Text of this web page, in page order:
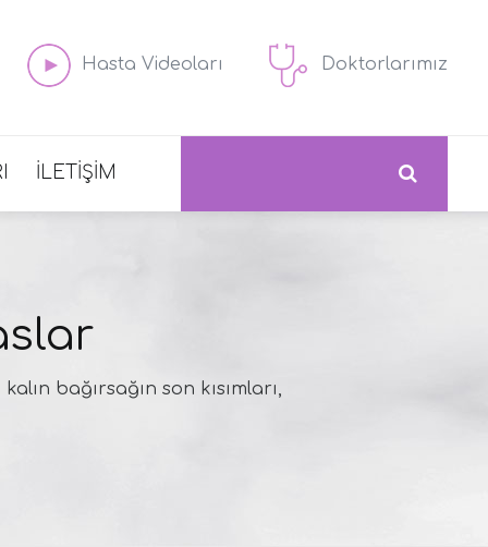
Hasta Videoları Doktorlarımız
İLETİŞİM
bağırsağın son kısımları,